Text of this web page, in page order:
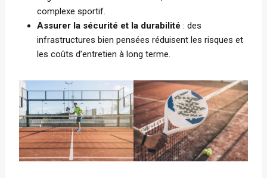
complexe sportif.
Assurer la sécurité et la durabilité : des
infrastructures bien pensées réduisent les risques et
les coûts d’entretien à long terme.